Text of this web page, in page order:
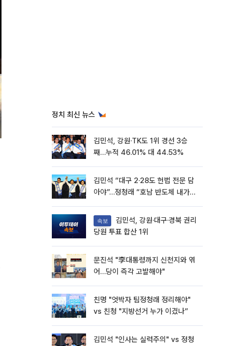
정치 최신 뉴스
김민석, 강원·TK도 1위 경선 3승
째…누적 46.01% 대 44.53%
김민석 “대구 2·28도 헌법 전문 담
아야”…정청래 “호남 반도체 내가
속보
당원 투표 합산 1위
문진석 "李대통령까지 신천지와 엮
어…당이 즉각 고발해야"
친명 "엇박자 팀정청래 정리해야"
vs 친청 "지방선거 누가 이겼나”
김민석 "인사는 실력주의" vs 정청